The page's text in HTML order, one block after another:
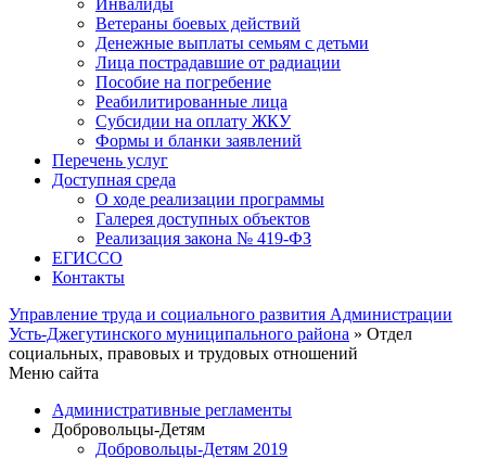
Инвалиды
Ветераны боевых действий
Денежные выплаты семьям с детьми
Лица пострадавшие от радиации
Пособие на погребение
Реабилитированные лица
Субсидии на оплату ЖКУ
Формы и бланки заявлений
Перечень услуг
Доступная среда
О ходе реализации программы
Галерея доступных объектов
Реализация закона № 419-ФЗ
ЕГИСCО
Контакты
Управление труда и социального развития Администрации
Усть-Джегутинского муниципального района » Отдел
социальных, правовых и трудовых отношений
Меню сайта
Административные регламенты
Добровольцы-Детям
Добровольцы-Детям 2019